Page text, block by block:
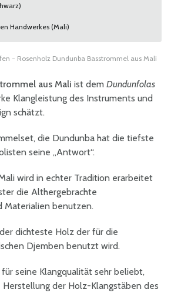
Handwerkes (Mali)
- Rosenholz Dundunba Basstrommel aus Mali
aus Mali ist dem Dundunfolas
Klangleistung des Instruments und
schätzt.
die Dundunba hat die tiefste
seine „Antwort“.
wird in echter Tradition erarbeitet
die Althergebrachte
Materialien benutzen.
dichteste Holz der für die
Djemben benutzt wird.
für seine Klangqualität sehr beliebt,
Herstellung der Holz-Klangstäben des